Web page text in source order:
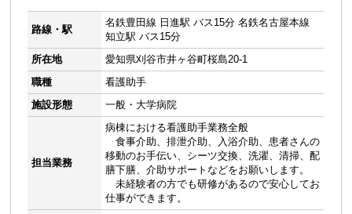
路線・駅
名鉄豊田線 日進駅 バス15分 名鉄名古屋本線
知立駅 バス15分
所在地
愛知県刈谷市井ヶ谷町桜島20-1
職種
看護助手
施設形態
一般・大学病院
担当業務
病棟における看護助手業務全般
食事介助、排泄介助、入浴介助、患者さんの
移動のお手伝い、シーツ交換、洗濯、清掃、配
膳下膳、介助サポートなどをお願いします。
未経験者の方でも研修があるので安心してお
仕事ができます。